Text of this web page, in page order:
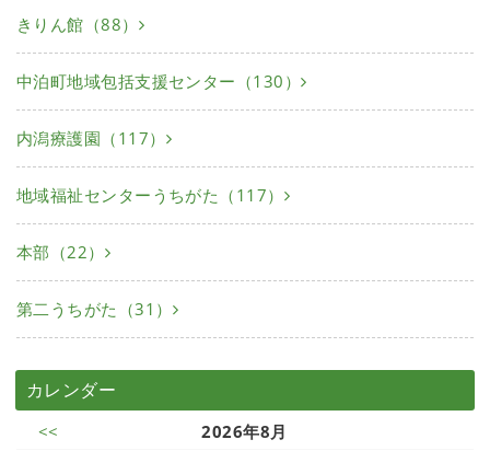
きりん館（88）
中泊町地域包括支援センター（130）
内潟療護園（117）
地域福祉センターうちがた（117）
本部（22）
第二うちがた（31）
カレンダー
<<
2026年8月